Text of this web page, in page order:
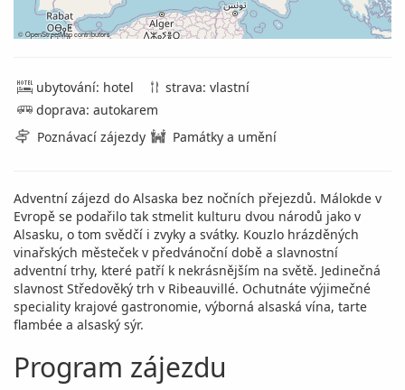
©OpenStreetMapcontributors
ubytování: hotel
strava: vlastní
doprava: autokarem
Poznávací zájezdy
Památky a umění
Adventní zájezd do Alsaska bez nočních přejezdů. Málokde v
Evropě se podařilo tak stmelit kulturu dvou národů jako v
Alsasku, o tom svědčí i zvyky a svátky. Kouzlo hrázděných
vinařských městeček v předvánoční době a slavnostní
adventní trhy, které patří k nekrásnějším na světě. Jedinečná
slavnost Středověký trh v Ribeauvillé. Ochutnáte výjimečné
speciality krajové gastronomie, výborná alsaská vína, tarte
flambée a alsaský sýr.
Program zájezdu